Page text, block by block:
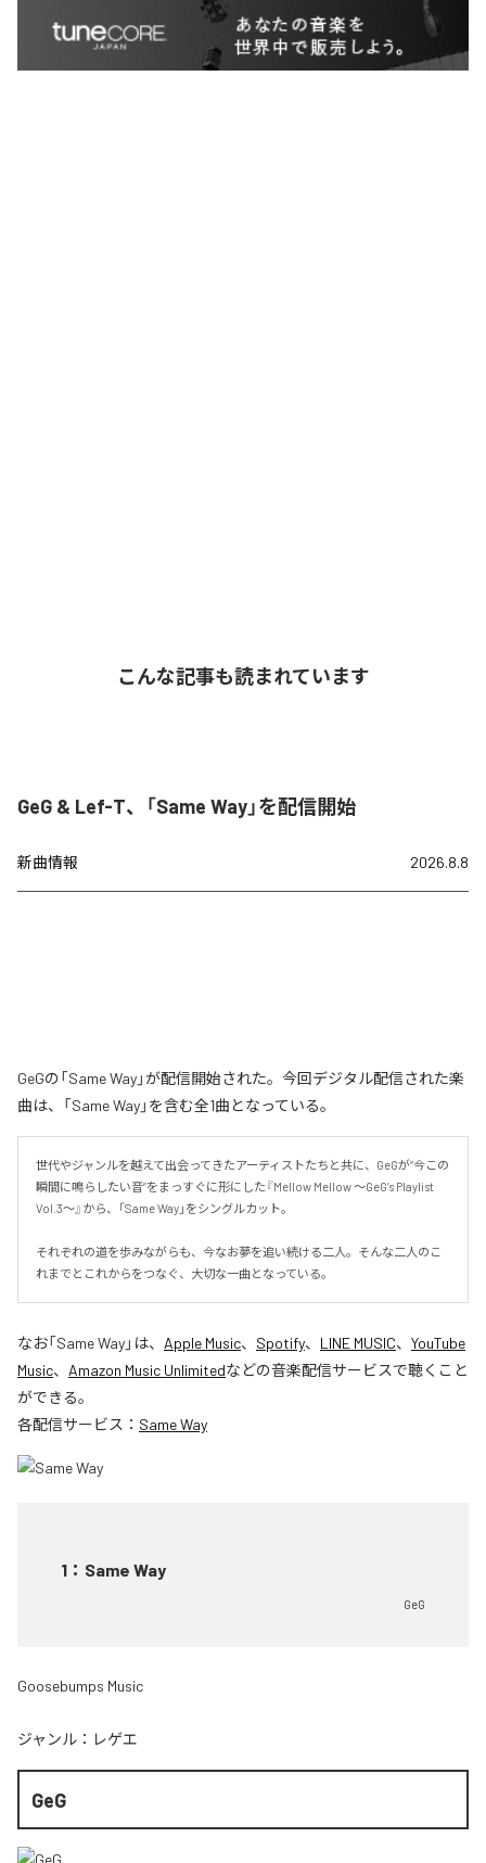
こんな記事も読まれています
GeG & Lef-T、「Same Way」を配信開始
新曲情報 2026.8.8
GeGの「Same Way」が配信開始された。今回デジタル配信された楽
曲は、「Same Way」を含む全1曲となっている。
世代やジャンルを越えて出会ってきたアーティストたちと共に、GeGが“今この
瞬間に鳴らしたい音”をまっすぐに形にした『Mellow Mellow ～GeG’s Playlist
Vol.3～』から、「Same Way」をシングルカット。
それぞれの道を歩みながらも、今なお夢を追い続ける二人。そんな二人のこ
れまでとこれからをつなぐ、大切な一曲となっている。
なお「Same Way」は、 Apple Music、 Spotify、 LINE MUSIC、 YouTube
Music、 Amazon Music Unlimitedなどの音楽配信サービスで聴くこと
ができる。
各配信サービス： Same Way
1 ： Same Way
GeG
Goosebumps Music
ジャンル： レゲエ
GeG